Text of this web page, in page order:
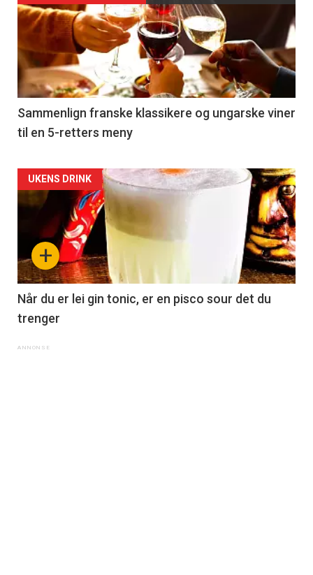
Sammenlign franske klassikere og ungarske viner
til en 5-retters meny
+
UKENS DRINK
Når du er lei gin tonic, er en pisco sour det du
trenger